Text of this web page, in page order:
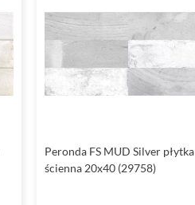
Peronda FS MUD Silver płytka
ścienna 20x40 (29758)